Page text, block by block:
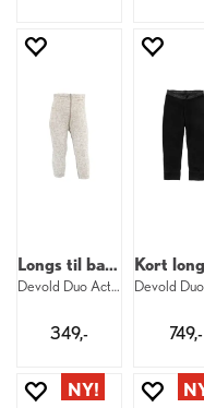
Longs til baby
Devold Duo Active Merino Longs Baby 010
349,- 749,-